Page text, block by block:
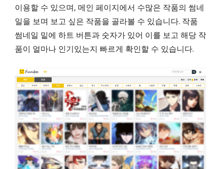
이용할 수 있으며, 메인 페이지에서 수많은 작품의 썸네
일을 보며 보고 싶은 작품을 골라볼 수 있습니다. 작품
썸네일 밑에 하트 버튼과 숫자가 있어 이를 보고 해당 작
품이 얼마나 인기있는지 빠르게 확인할 수 있습니다.